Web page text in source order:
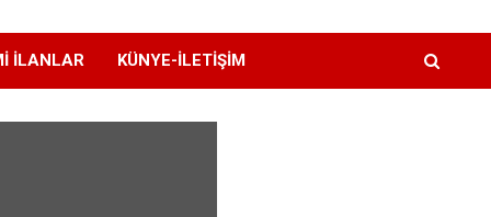
İLANLAR KÜNYE-İLETIŞIM